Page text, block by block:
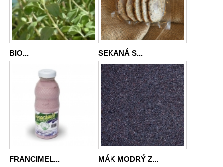
BIO... SEKANÁ S...
FRANCIMEL... MÁK MODRÝ Z...